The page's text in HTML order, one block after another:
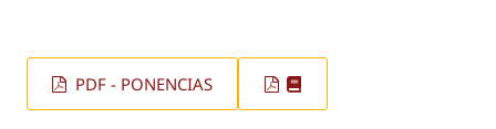
PDF - PONENCIAS